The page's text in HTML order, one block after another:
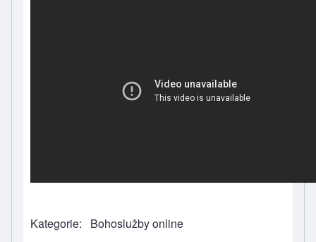
Kategorie Bohoslužby online